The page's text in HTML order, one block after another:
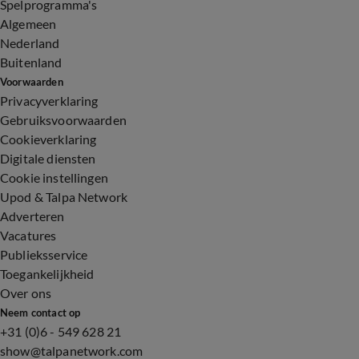
Spelprogramma's
Algemeen
Nederland
Buitenland
Voorwaarden
Privacyverklaring
Gebruiksvoorwaarden
Cookieverklaring
Digitale diensten
Cookie instellingen
Upod & Talpa Network
Adverteren
Vacatures
Publieksservice
Toegankelijkheid
Over ons
Neem contact op
+31 (0)6 - 549 628 21
show@talpanetwork.com